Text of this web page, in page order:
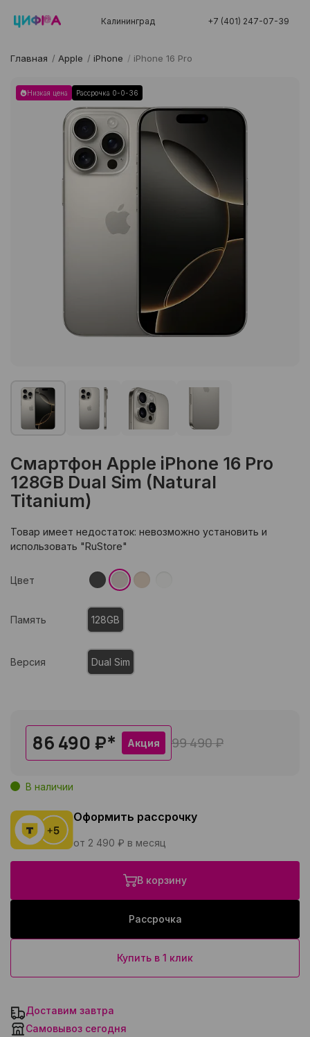
Калининград +7 (401) 247-07-39
Главная / Apple / iPhone / iPhone 16 Pro
Низкая цена Рассрочка 0-0-36
Смартфон Apple iPhone 16 Pro
128GB Dual Sim (Natural
Titanium)
Товар имеет недостаток: невозможно установить и
использовать "RuStore"
Цвет
Память 128GB
Версия Dual Sim
86 490 ₽* Акция 99 490 ₽
В наличии
Оформить рассрочку
от 2 490 ₽ в месяц
В корзину
Рассрочка
Купить в 1 клик
Доставим завтра
Самовывоз сегодня